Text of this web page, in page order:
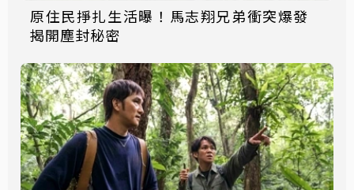
原住民掙扎生活曝！馬志翔兄弟衝突爆發
揭開塵封秘密